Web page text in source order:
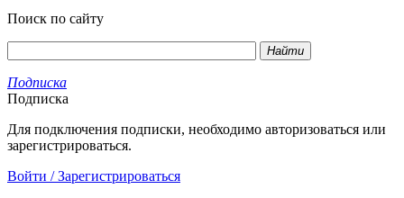
Поиск по сайту
Найти
Подписка
Подписка
Для подключения подписки, необходимо авторизоваться или
зарегистрироваться.
Войти / Зарегистрироваться